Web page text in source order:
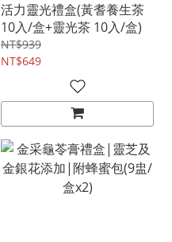
活力靈光禮盒(黃耆養生茶
10入/盒+靈光茶 10入/盒)
NT$939
NT$649